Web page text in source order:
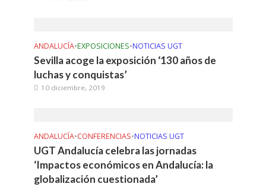
ANDALUCÍA•EXPOSICIONES•NOTICIAS UGT
Sevilla acoge la exposición ‘130 años de
luchas y conquistas’
10 diciembre, 2019
ANDALUCÍA•CONFERENCIAS•NOTICIAS UGT
UGT Andalucía celebra las jornadas
‘Impactos económicos en Andalucía: la
globalización cuestionada’